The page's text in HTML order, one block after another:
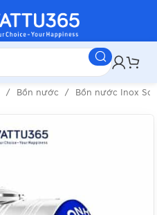
Bồn nước Bồn nước Inox